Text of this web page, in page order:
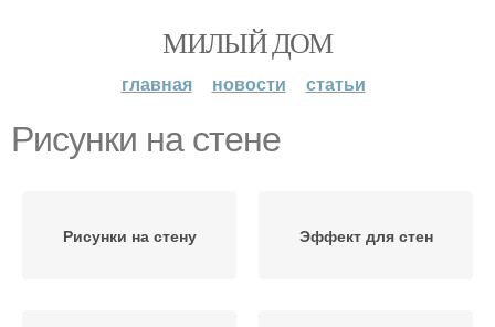
МИЛЫЙ ДОМ
главная новости статьи
Рисунки на стене
Рисунки на стену Эффект для стен